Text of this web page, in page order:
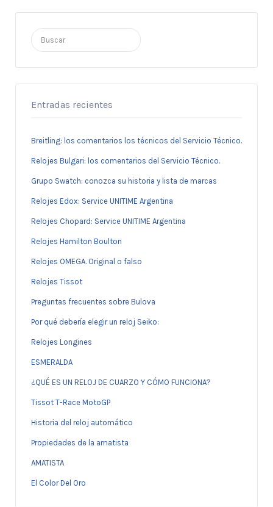
Buscar
por:
Entradas recientes
Breitling: los comentarios los técnicos del Servicio Técnico.
Relojes Bulgari: los comentarios del Servicio Técnico.
Grupo Swatch: conozca su historia y lista de marcas
Relojes Edox: Service UNITIME Argentina
Relojes Chopard: Service UNITIME Argentina
Relojes Hamilton Boulton
Relojes OMEGA. Original o falso
Relojes Tissot
Preguntas frecuentes sobre Bulova
Por qué debería elegir un reloj Seiko:
Relojes Longines
ESMERALDA
¿QUÉ ES UN RELOJ DE CUARZO Y CÓMO FUNCIONA?
Tissot T-Race MotoGP
Historia del reloj automático
Propiedades de la amatista
AMATISTA
El Color Del Oro